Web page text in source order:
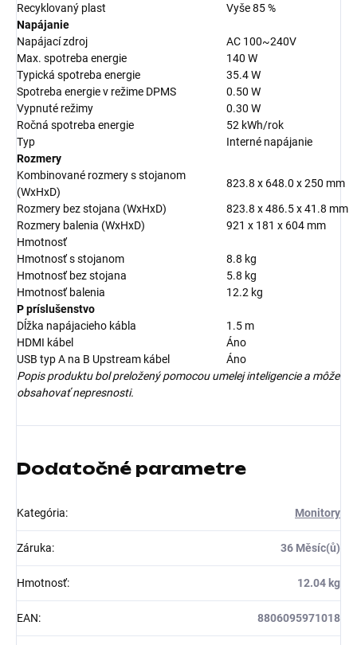
Recyklovaný plast
Vyše 85 %
Napájanie
Napájací zdroj
AC 100~240V
Max. spotreba energie
140 W
Typická spotreba energie
35.4 W
Spotreba energie v režime DPMS
0.50 W
Vypnuté režimy
0.30 W
Ročná spotreba energie
52 kWh/rok
Typ
Interné napájanie
Rozmery
Kombinované rozmery s stojanom
(WxHxD)
823.8 x 648.0 x 250 mm
Rozmery bez stojana (WxHxD)
823.8 x 486.5 x 41.8 mm
Rozmery balenia (WxHxD)
921 x 181 x 604 mm
Hmotnosť
Hmotnosť s stojanom
8.8 kg
Hmotnosť bez stojana
5.8 kg
Hmotnosť balenia
12.2 kg
P príslušenstvo
Dĺžka napájacieho kábla
1.5 m
HDMI kábel
Áno
USB typ A na B Upstream kábel
Áno
Popis produktu bol preložený pomocou umelej inteligencie a môže
obsahovať nepresnosti.
Dodatočné parametre
Kategória: Monitory
Záruka: 36 Měsíc(ů)
Hmotnosť: 12.04 kg
EAN: 8806095971018